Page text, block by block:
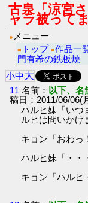
古泉「涼宮
ャラ被って
● メニュー
■ トップ ■作品一
門有希の鉄板焼
小中大
11 名前： 以下、
稿日：2011/06/06(
ハルヒ妹「いつ
ルヒは問いかけ
キョン「おわっ
ハルヒ妹「・・
キョン「ハルヒ